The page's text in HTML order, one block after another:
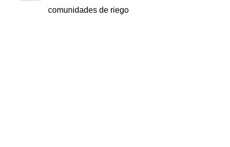
comunidades de riego